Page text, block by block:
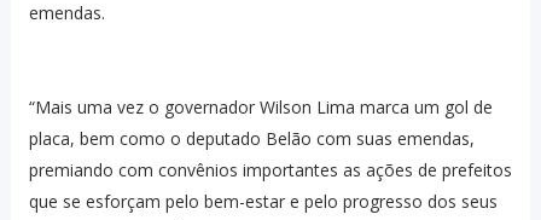
emendas.
“Mais uma vez o governador Wilson Lima marca um gol de
placa, bem como o deputado Belão com suas emendas,
premiando com convênios importantes as ações de prefeitos
que se esforçam pelo bem-estar e pelo progresso dos seus